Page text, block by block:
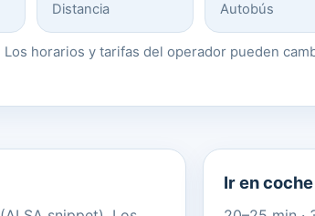
Distancia Autobús
horarios y tarifas del operador pueden
Ir en coche